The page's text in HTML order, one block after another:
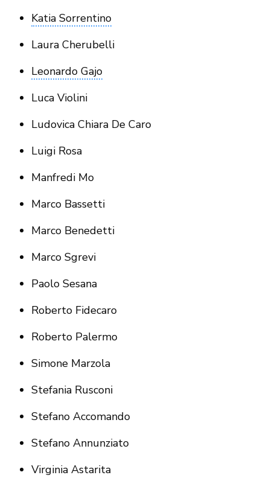
Katia Sorrentino
Laura Cherubelli
Leonardo Gajo
Luca Violini
Ludovica Chiara De Caro
Luigi Rosa
Manfredi Mo
Marco Bassetti
Marco Benedetti
Marco Sgrevi
Paolo Sesana
Roberto Fidecaro
Roberto Palermo
Simone Marzola
Stefania Rusconi
Stefano Accomando
Stefano Annunziato
Virginia Astarita